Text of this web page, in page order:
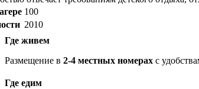
100
2010
Где живем
Размещение в 2-4 местных номерах с
Где едим